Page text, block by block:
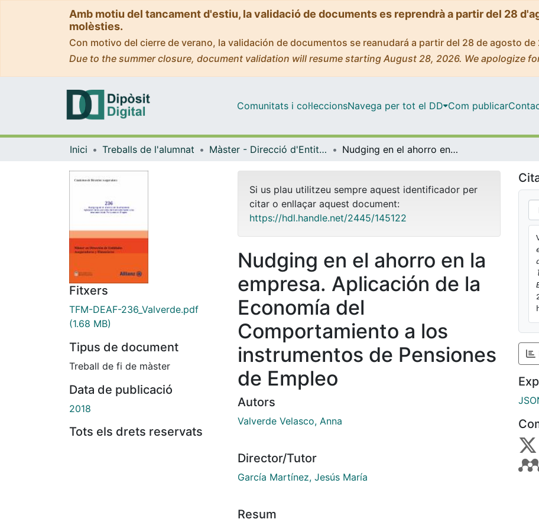
Amb motiu del tancament d'estiu, la validació de documents es reprendrà a partir del 28
molèsties.
Con motivo del cierre de verano, la validación de documentos se reanudará a partir del 28 de agosto
Due to the summer closure, document validation will resume starting August 28, 2026. We apologize
Comunitats i col·leccionsNavega per tot el DD Com publicar
Inici Treballs de l'alumnat Màster - Direcció d'Entitats Asseguradores i Financeres (DEAF) Nudging en el ahorro en la empresa. Aplicación de la Economía del Comportamiento a los instrumentos de Pensiones de Empleo
Fitxers
TFM-DEAF-236_Valverde.pdf
(1.68 MB)
Tipus de document
Treball de fi de màster
Data de publicació
2018
Tots els drets reservats
Si us plau utilitzeu sempre aquest identificador per
citar o enllaçar aquest document:
https://hdl.handle.net/2445/145122
Nudging en el ahorro en la
empresa. Aplicación de la
Economía del
Comportamiento a los
instrumentos de Pensiones
de Empleo
Autors
Valverde Velasco, Anna
Director/Tutor
García Martínez, Jesús María
Resum